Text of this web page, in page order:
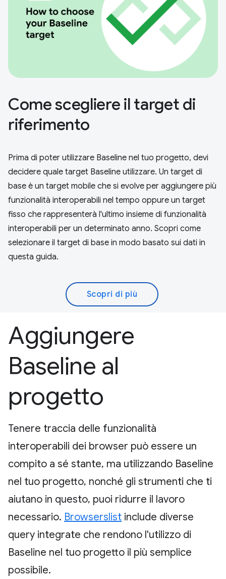
Come scegliere il target di
riferimento
Prima di poter utilizzare Baseline nel tuo progetto, devi
decidere quale target Baseline utilizzare. Un target di
base è un target mobile che si evolve per aggiungere più
funzionalità interoperabili nel tempo oppure un target
fisso che rappresenterà l'ultimo insieme di funzionalità
interoperabili per un determinato anno. Scopri come
selezionare il target di base in modo basato sui dati in
questa guida.
Scopri di più
Aggiungere
Baseline al
progetto
Tenere traccia delle funzionalità
interoperabili dei browser può essere un
compito a sé stante, ma utilizzando Baseline
nel tuo progetto, nonché gli strumenti che ti
aiutano in questo, puoi ridurre il lavoro
necessario. Browserslist include diverse
query integrate che rendono l'utilizzo di
Baseline nel tuo progetto il più semplice
possibile.